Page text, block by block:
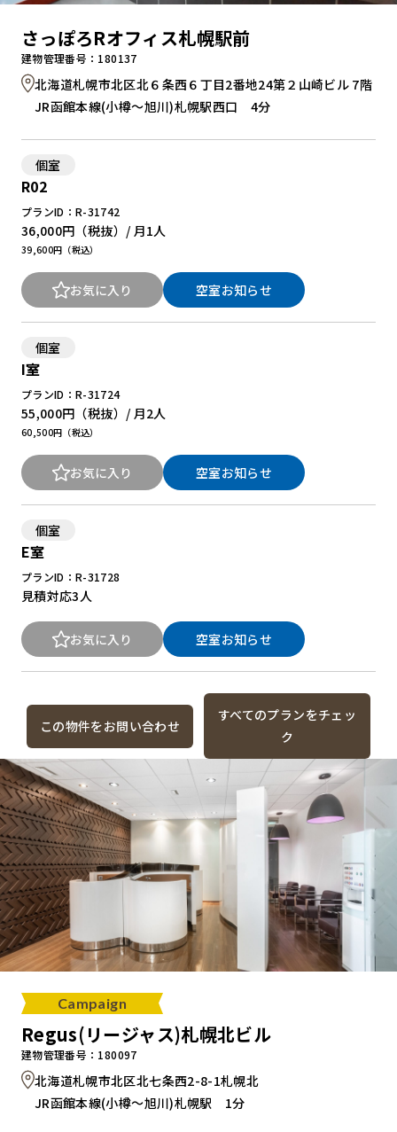
さっぽろRオフィス札幌駅前
建物管理番号：180137
北海道札幌市北区北６条西６丁目2番地24第２山崎ビル 7階
JR函館本線(小樽～旭川)札幌駅西口 4分
個室
R02
プランID：R-31742
36,000円 （税抜）/ 月
39,600円（税込）
1人
お気に入り 空室お知らせ
個室
I室
プランID：R-31724
55,000円 （税抜）/ 月
60,500円（税込）
2人
お気に入り 空室お知らせ
個室
E室
プランID：R-31728
見積対応3人
お気に入り 空室お知らせ
この物件をお問い合わせ
すべてのプランをチェッ
ク
Campaign
Regus(リージャス)札幌北ビル
建物管理番号：180097
北海道札幌市北区北七条西2-8-1札幌北
JR函館本線(小樽～旭川)札幌駅 1分